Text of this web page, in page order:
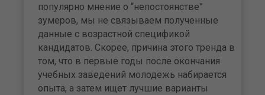
популярно мнение о “непостоянстве”
зумеров, мы не связываем полученные
данные с возрастной спецификой
кандидатов. Скорее, причина этого тренда в
том, что в первые годы после окончания
учебных заведений молодежь набирается
опыта, а затем ищет лучшие варианты